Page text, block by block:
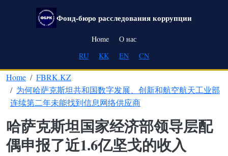
Skip to main content
Фонд-бюро расследования коррупции
Main navigation
Home
О нас
RU
KK EN CN
Home
FBRK.KZ
为何哈萨克斯坦共和国数字发展、创新和航空航天工业部
连续第二年未能找到信息网络供应商
哈萨克斯坦国家经济部领导层配
偶申报了近1.6亿坚戈的收入